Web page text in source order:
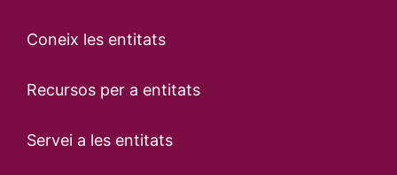
Coneix les entitats
Recursos per a entitats
Servei a les entitats